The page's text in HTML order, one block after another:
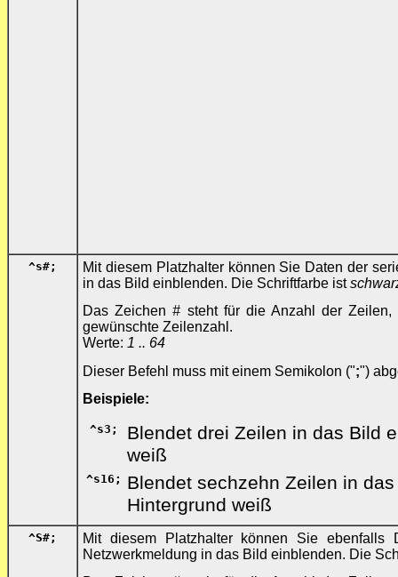
^s#;
Mit diesem Platzhalter können Sie Daten der
in das Bild einblenden. Die Schriftfarbe ist
Das Zeichen# steht für die Anzahl der
gewünschte Zeilenzahl.
Werte: 1 .. 64
Dieser Befehl muss mit einem Semikolon (";")
Beispiele:
^s3;
Blendet drei Zeilen in das Bild
weiß
^s16;
Blendet sechzehn Zeilen in
Hintergrund weiß
^S#;
Mit diesem Platzhalter können Sie
Netzwerkmeldung in das Bild einblenden. Die